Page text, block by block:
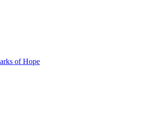
of Hope